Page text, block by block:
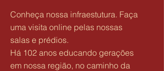
Conheça nossa infraestutura. Faça
uma visita online pelas nossas
salas e prédios.
Há 102 anos educando gerações
em nossa região, no caminho da